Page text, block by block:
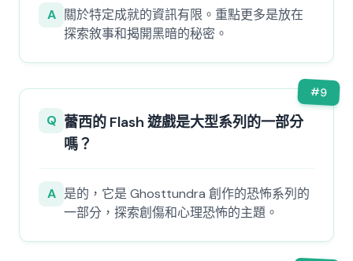
A 關於特定成就的資訊有限。重點更多是放在
探索敘事和揭開黑暗的秘密。
#9
Q 蕾西的 Flash 遊戲是大型系列的一部分
嗎？
A 是的，它是 Ghosttundra 創作的恐怖系列的
一部分，探索創傷和心理恐怖的主題。